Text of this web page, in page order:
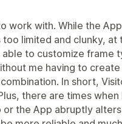
work with. While the
limited and clunky, at
to customize frame
me having to
In short,
there are times
the App abruptly alters